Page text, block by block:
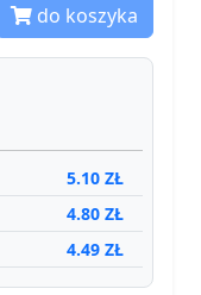
do koszyka
5.10 ZŁ
4.80 ZŁ
4.49 ZŁ